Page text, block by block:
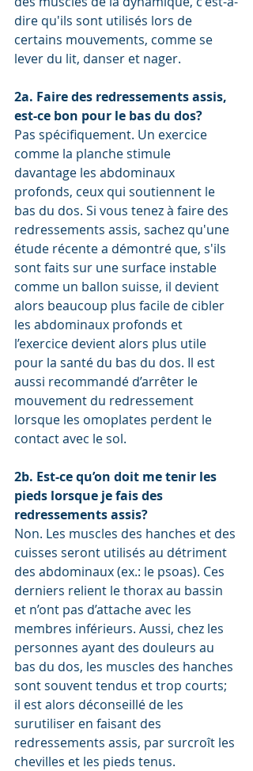
dire qu'ils sont utilisés lors de
certains mouvements, comme se
lever du lit, danser et nager.
2a. Faire des redressements assis,
est-ce bon pour le bas du dos?
Pas spécifiquement. Un exercice
comme la planche stimule
davantage les abdominaux
profonds, ceux qui soutiennent le
bas du dos. Si vous tenez à faire des
redressements assis, sachez qu'une
étude récente a démontré que, s'ils
sont faits sur une surface instable
comme un ballon suisse, il devient
alors beaucoup plus facile de cibler
les abdominaux profonds et
l’exercice devient alors plus utile
pour la santé du bas du dos. Il est
aussi recommandé d’arrêter le
mouvement du redressement
lorsque les omoplates perdent le
contact avec le sol.
2b. Est-ce qu’on doit me tenir les
pieds lorsque je fais des
redressements assis?
Non. Les muscles des hanches et des
cuisses seront utilisés au détriment
des abdominaux (ex.: le psoas). Ces
derniers relient le thorax au bassin
et n’ont pas d’attache avec les
membres inférieurs. Aussi, chez les
personnes ayant des douleurs au
bas du dos, les muscles des hanches
sont souvent tendus et trop courts;
il est alors déconseillé de les
surutiliser en faisant des
redressements assis, par surcroît les
chevilles et les pieds tenus.